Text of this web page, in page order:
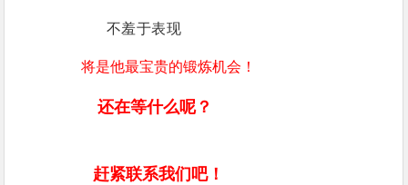
不羞于表现
将是他最宝贵的锻炼机会！
还在等什么呢？
赶紧联系我们吧！